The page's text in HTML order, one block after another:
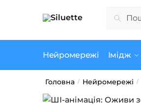
Шукати
Нейромережі Імідж
Головна / Нейромережі /